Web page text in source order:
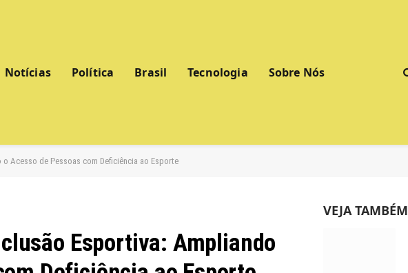
Notícias Política Brasil Tecnologia Sobre Nós
Acesso de Pessoas com Deficiência ao Esporte
Esportiva: Ampliando
VEJA TAMBÉM